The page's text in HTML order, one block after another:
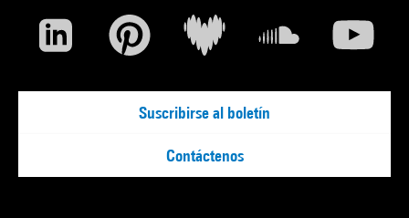
Suscribirse al boletín
Contáctenos